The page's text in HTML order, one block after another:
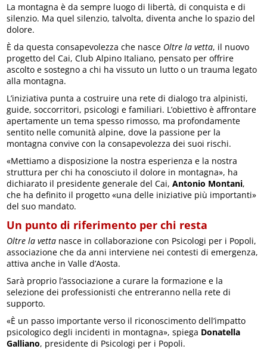
La montagna è da sempre luogo di libertà, di conquista e di
silenzio. Ma quel silenzio, talvolta, diventa anche lo spazio del
dolore.
È da questa consapevolezza che nasce Oltre la vetta, il nuovo
progetto del Cai, Club Alpino Italiano, pensato per offrire
ascolto e sostegno a chi ha vissuto un lutto o un trauma legato
alla montagna.
L’iniziativa punta a costruire una rete di dialogo tra alpinisti,
guide, soccorritori, psicologi e familiari. L’obiettivo è affrontare
apertamente un tema spesso rimosso, ma profondamente
sentito nelle comunità alpine, dove la passione per la
montagna convive con la consapevolezza dei suoi rischi.
«Mettiamo a disposizione la nostra esperienza e la nostra
struttura per chi ha conosciuto il dolore in montagna», ha
dichiarato il presidente generale del Cai,Antonio Montani,
che ha definito il progetto «una delle iniziative più importanti»
del suo mandato.
Un punto di riferimento per chi resta
Oltre la vetta nasce in collaborazione con Psicologi per i Popoli,
associazione che da anni interviene nei contesti di emergenza,
attiva anche in Valle d’Aosta.
Sarà proprio l’associazione a curare la formazione e la
selezione dei professionisti che entreranno nella rete di
supporto.
«È un passo importante verso il riconoscimento dell’impatto
psicologico degli incidenti in montagna», spiega Donatella
Galliano, presidente di Psicologi per i Popoli.